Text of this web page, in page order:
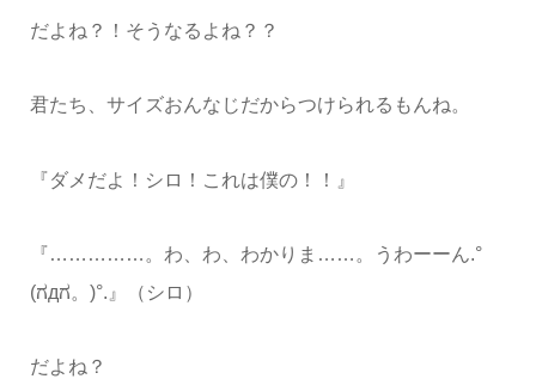
だよね？！そうなるよね？？
君たち、サイズおんなじだからつけられるもんね。
『ダメだよ！シロ！これは僕の！！』
『……………。わ、わ、わかりま……。うわーーん.°
(ಗдಗ。)°.』（シロ）
だよね？